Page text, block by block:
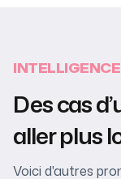
Des cas
aller plus
Voici d'autres